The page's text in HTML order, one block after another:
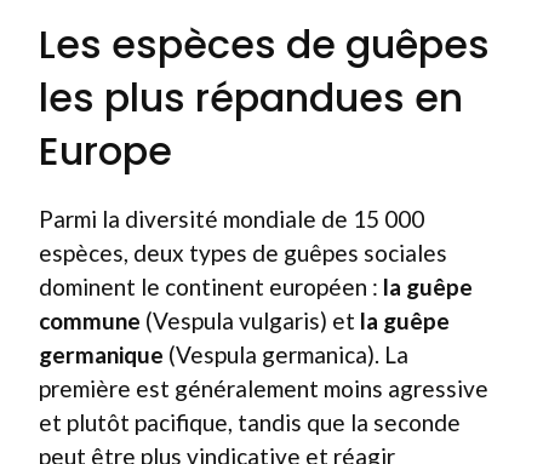
Les espèces de guêpes
les plus répandues en
Europe
Parmi la diversité mondiale de 15 000
espèces, deux types de guêpes sociales
dominent le continent européen : la guêpe
commune (Vespula vulgaris) et la guêpe
germanique (Vespula germanica). La
première est généralement moins agressive
et plutôt pacifique, tandis que la seconde
peut être plus vindicative et réagir